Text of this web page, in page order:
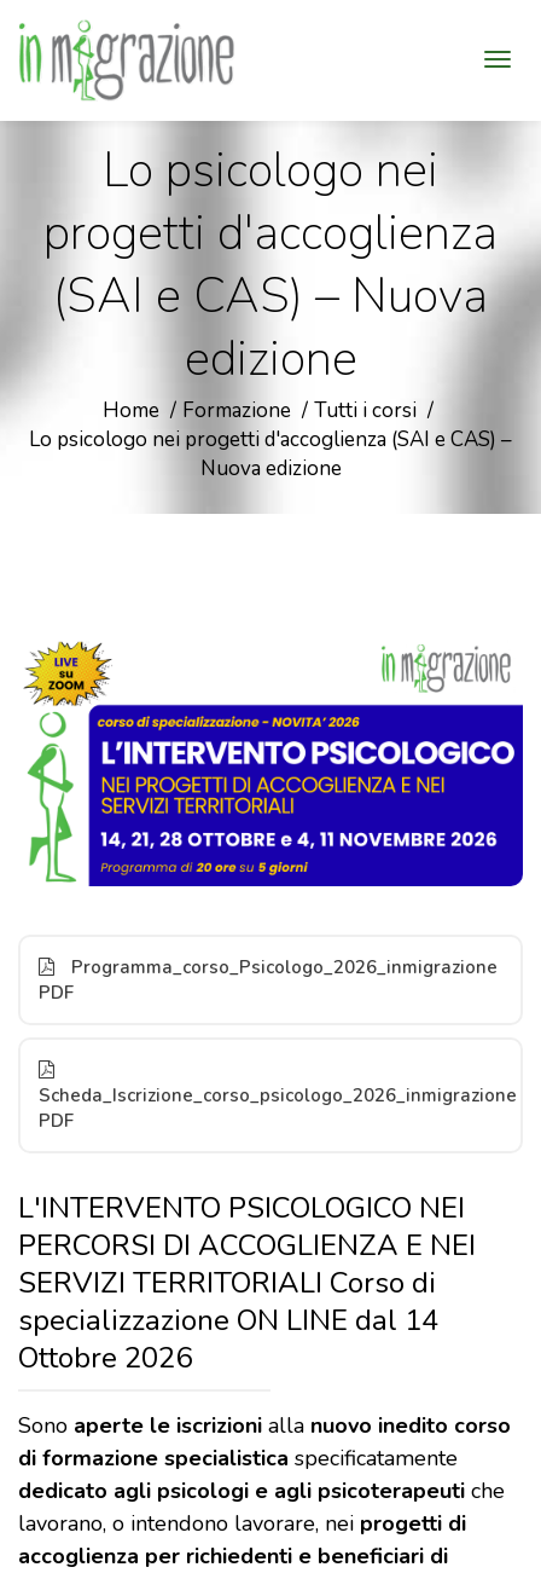
Lo psicologo nei
progetti d'accoglienza
(SAI e CAS) – Nuova
edizione
Home Formazione
Tutti i corsi
Lo psicologo nei progetti d'accoglienza (SAI e CAS) –
Nuova edizione
Programma_corso_Psicologo_2026_inmigrazione
PDF
Scheda_Iscrizione_corso_psicologo_2026_inmigrazione
PDF
L'INTERVENTO PSICOLOGICO NEI
PERCORSI DI ACCOGLIENZA E NEI
SERVIZI TERRITORIALI Corso di
specializzazione ON LINE dal 14
Ottobre 2026
Sono aperte le iscrizioni alla nuovo inedito corso
di formazione specialistica specificatamente
dedicato agli psicologi e agli psicoterapeuti che
lavorano, o intendono lavorare, nei progetti di
accoglienza per richiedenti e beneficiari di